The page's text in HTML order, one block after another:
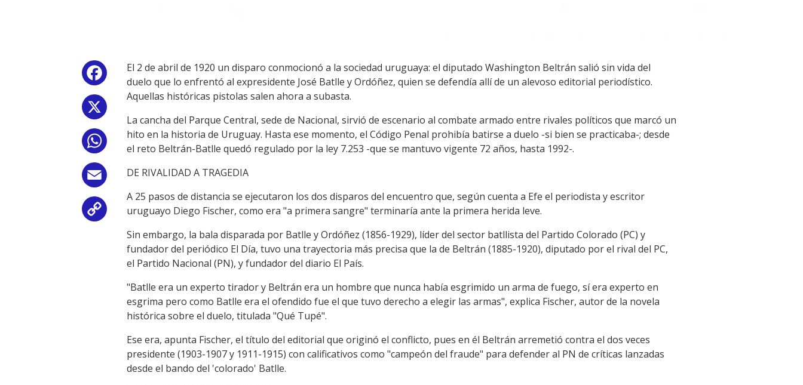
Facebook
WhatsApp
Email
Copy
Link
El 2 de abril de 1920 un disparo conmocionó a la sociedad uruguaya: el diputado Washington Beltrán salió sin vida del
duelo que lo enfrentó al expresidente José Batlle y Ordóñez, quien se defendía allí de un alevoso editorial periodístico.
Aquellas históricas pistolas salen ahora a subasta.
La cancha del Parque Central, sede de Nacional, sirvió de escenario al combate armado entre rivales políticos que marcó un
hito en la historia de Uruguay. Hasta ese momento, el Código Penal prohibía batirse a duelo -si bien se practicaba-; desde
el reto Beltrán-Batlle quedó regulado por la ley 7.253 -que se mantuvo vigente 72 años, hasta 1992-.
DE RIVALIDAD A TRAGEDIA
A 25 pasos de distancia se ejecutaron los dos disparos del encuentro que, según cuenta a Efe el periodista y escritor
uruguayo Diego Fischer, como era "a primera sangre" terminaría ante la primera herida leve.
Sin embargo, la bala disparada por Batlle y Ordóñez (1856-1929), líder del sector batllista del Partido Colorado (PC) y
fundador del periódico El Día, tuvo una trayectoria más precisa que la de Beltrán (1885-1920), diputado por el rival del PC,
el Partido Nacional (PN), y fundador del diario El País.
"Batlle era un experto tirador y Beltrán era un hombre que nunca había esgrimido un arma de fuego, sí era experto en
esgrima pero como Batlle era el ofendido fue el que tuvo derecho a elegir las armas", explica Fischer, autor de la novela
histórica sobre el duelo, titulada "Qué Tupé".
Ese era, apunta Fischer, el título del editorial que originó el conflicto, pues en él Beltrán arremetió contra el dos veces
presidente (1903-1907 y 1911-1915) con calificativos como "campeón del fraude" para defender al PN de críticas lanzadas
desde el bando del 'colorado' Batlle.